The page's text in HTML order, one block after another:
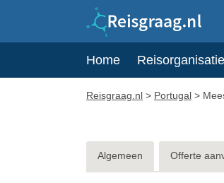
Home
Reisgraag.nl > Portugal >
Algemeen Offerte